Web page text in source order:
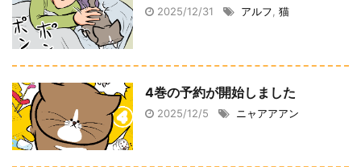
2025/12/31 アルフ, 猫
4巻の予約が開始しました
2025/12/5 ニャアアアン